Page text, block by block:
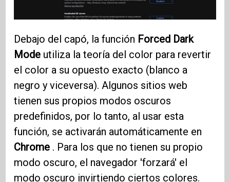
Debajo del capó, la función Forced Dark
Mode utiliza la teoría del color para revertir
el color a su opuesto exacto (blanco a
negro y viceversa). Algunos sitios web
tienen sus propios modos oscuros
predefinidos, por lo tanto, al usar esta
función, se activarán automáticamente en
Chrome . Para los que no tienen su propio
modo oscuro, el navegador 'forzará' el
modo oscuro invirtiendo ciertos colores.